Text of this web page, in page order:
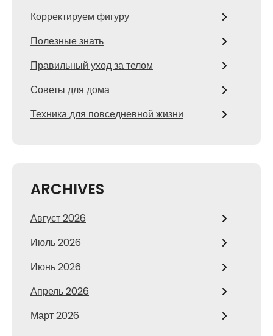
Корректируем фигуру
Полезные знать
Правильный уход за телом
Советы для дома
Техника для повседневной жизни
ARCHIVES
Август 2026
Июль 2026
Июнь 2026
Апрель 2026
Март 2026